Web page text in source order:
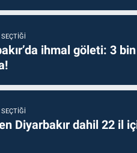
ihmal göleti: 3
Diyarbakır dahil 22 il